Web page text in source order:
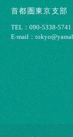
首都圏東京支部
TEL：090-5338-5741
E-mail：